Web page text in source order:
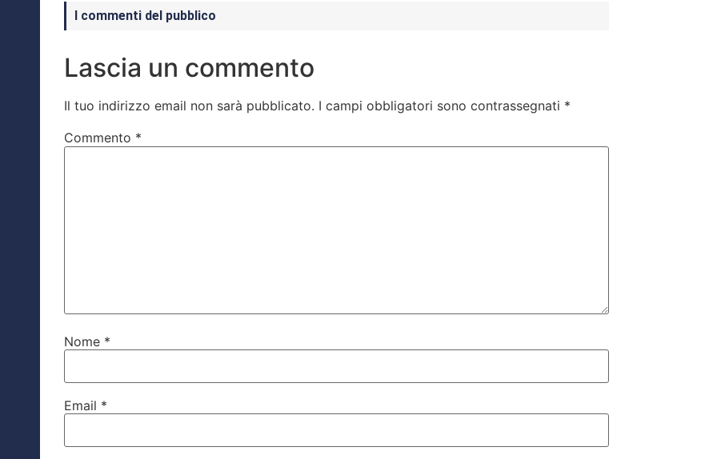
I commenti del pubblico
Lascia un commento
Il tuo indirizzo email non sarà pubblicato. I campi obbligatori sono contrassegnati *
Commento *
Nome *
Email *